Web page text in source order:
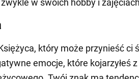
w swoich hobby i
który może przynieść ci
emocje, które kojarzyłeś